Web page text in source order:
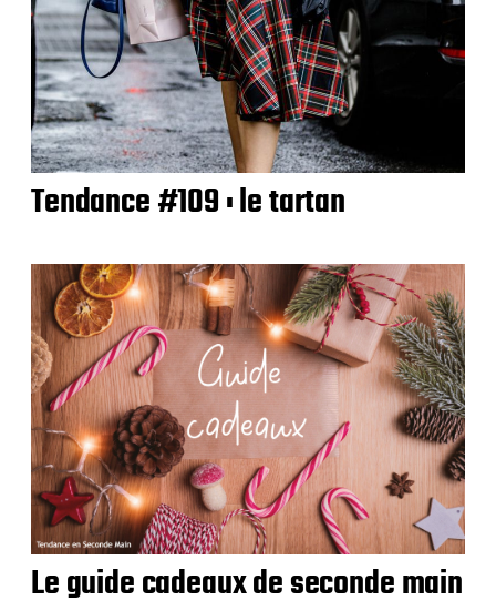
Tendance #109 : le tartan
Le guide cadeaux de seconde main